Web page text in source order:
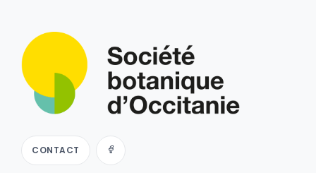
CONTACT